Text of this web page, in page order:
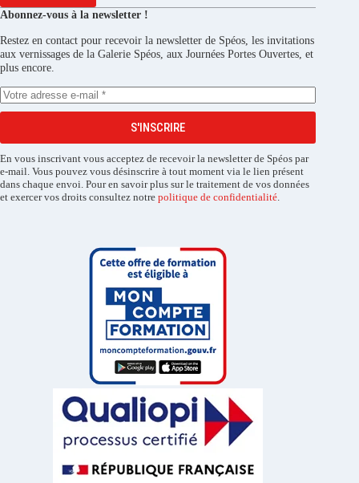
Abonnez-vous à la newsletter !
Restez en contact pour recevoir la newsletter de Spéos, les invitations
aux vernissages de la Galerie Spéos, aux Journées Portes Ouvertes, et
plus encore.
S'INSCRIRE
En vous inscrivant vous acceptez de recevoir la newsletter de Spéos par
e-mail. Vous pouvez vous désinscrire à tout moment via le lien présent
dans chaque envoi. Pour en savoir plus sur le traitement de vos données
et exercer vos droits consultez notre politique de confidentialité.